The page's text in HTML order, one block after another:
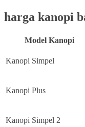
harga kanopi
Model Kanopi
Kanopi Simpel
Kanopi Plus
Kanopi Simpel 2